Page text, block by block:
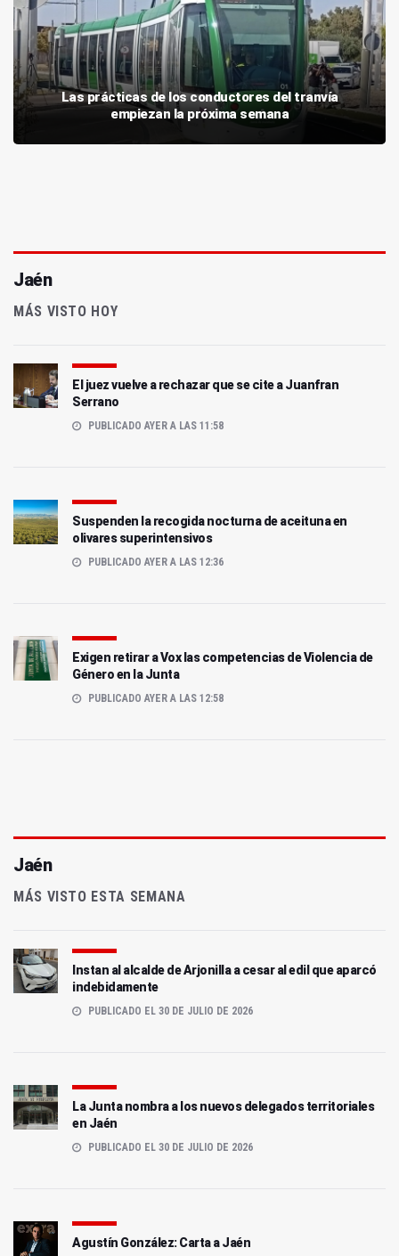
Las prácticas de los conductores del tranvía
empiezan la próxima semana
Jaén
MÁS VISTO HOY
El juez vuelve a rechazar que se cite a Juanfran
Serrano
PUBLICADO AYER A LAS 11:58
Suspenden la recogida nocturna de aceituna en
olivares superintensivos
PUBLICADO AYER A LAS 12:36
Exigen retirar a Vox las competencias de Violencia de
Género en la Junta
PUBLICADO AYER A LAS 12:58
Jaén
MÁS VISTO ESTA SEMANA
Instan al alcalde de Arjonilla a cesar al edil que aparcó
indebidamente
PUBLICADO EL 30 DE JULIO DE 2026
La Junta nombra a los nuevos delegados territoriales
en Jaén
PUBLICADO EL 30 DE JULIO DE 2026
Agustín González: Carta a Jaén